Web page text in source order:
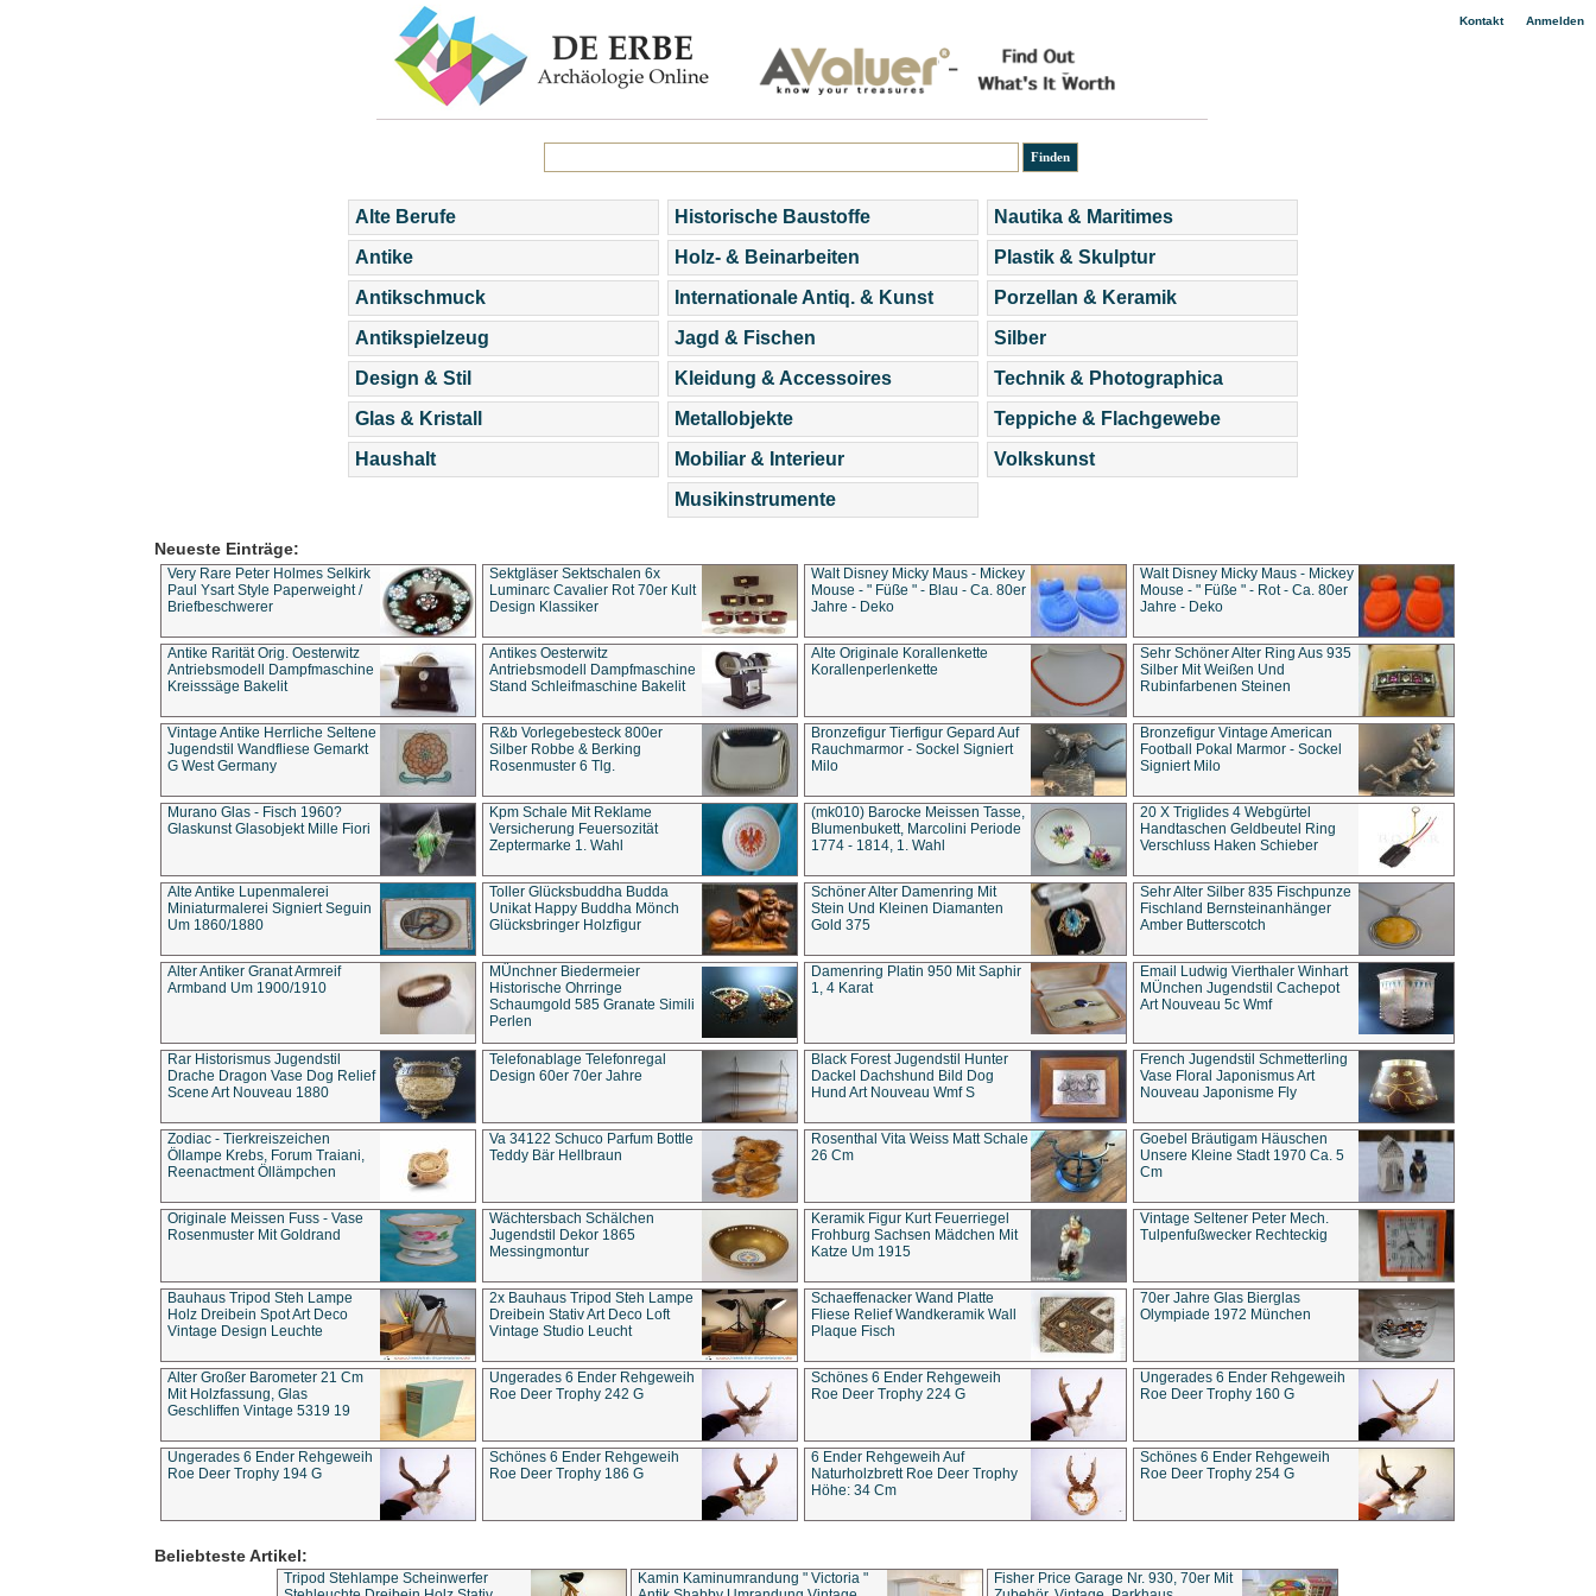
Kontakt| Anmelden
Alte Berufe
Antike
Antikschmuck
Antikspielzeug
Design & Stil
Glas & Kristall
Haushalt
Historische Baustoffe
Holz- & Beinarbeiten
Internationale Antiq. & Kunst
Jagd & Fischen
Kleidung & Accessoires
Metallobjekte
Mobiliar & Interieur
Musikinstrumente
Nautika & Maritimes
Plastik & Skulptur
Porzellan & Keramik
Silber
Technik & Photographica
Teppiche & Flachgewebe
Volkskunst
Neueste Einträge:
Very Rare Peter Holmes Selkirk
Paul Ysart Style Paperweight /
Briefbeschwerer
Sektgläser Sektschalen 6x
Luminarc Cavalier Rot 70er Kult
Design Klassiker
Walt Disney Micky Maus - Mickey
Mouse - " Füße " - Blau - Ca. 80er
Jahre - Deko
Walt Disney Micky Maus - Mickey
Mouse - " Füße " - Rot - Ca. 80er
Jahre - Deko
Antike Rarität Orig. Oesterwitz
Antriebsmodell Dampfmaschine
Kreisssäge Bakelit
Antikes Oesterwitz
Antriebsmodell Dampfmaschine
Stand Schleifmaschine Bakelit
Alte Originale Korallenkette
Korallenperlenkette
Sehr Schöner Alter Ring Aus 935
Silber Mit Weißen Und
Rubinfarbenen Steinen
Vintage Antike Herrliche Seltene
Jugendstil Wandfliese Gemarkt
G West Germany
R&b Vorlegebesteck 800er
Silber Robbe & Berking
Rosenmuster 6 Tlg.
Bronzefigur Tierfigur Gepard Auf
Rauchmarmor - Sockel Signiert
Milo
Bronzefigur Vintage American
Football Pokal Marmor - Sockel
Signiert Milo
Murano Glas - Fisch 1960?
Glaskunst Glasobjekt Mille Fiori
Kpm Schale Mit Reklame
Versicherung Feuersozität
Zeptermarke 1. Wahl
(mk010) Barocke Meissen Tasse,
Blumenbukett, Marcolini Periode
1774 - 1814, 1. Wahl
20 X Triglides 4 Webgürtel
Handtaschen Geldbeutel Ring
Verschluss Haken Schieber
Alte Antike Lupenmalerei
Miniaturmalerei Signiert Seguin
Um 1860/1880
Toller Glücksbuddha Budda
Unikat Happy Buddha Mönch
Glücksbringer Holzfigur
Schöner Alter Damenring Mit
Stein Und Kleinen Diamanten
Gold 375
Sehr Alter Silber 835 Fischpunze
Fischland Bernsteinanhänger
Amber Butterscotch
Alter Antiker Granat Armreif
Armband Um 1900/1910
MÜnchner Biedermeier
Historische Ohrringe
Schaumgold 585 Granate Simili
Perlen
Damenring Platin 950 Mit Saphir
1, 4 Karat
Email Ludwig Vierthaler Winhart
MÜnchen Jugendstil Cachepot
Art Nouveau 5c Wmf
Rar Historismus Jugendstil
Drache Dragon Vase Dog Relief
Scene Art Nouveau 1880
Telefonablage Telefonregal
Design 60er 70er Jahre
Black Forest Jugendstil Hunter
Dackel Dachshund Bild Dog
Hund Art Nouveau Wmf S
French Jugendstil Schmetterling
Vase Floral Japonismus Art
Nouveau Japonisme Fly
Zodiac - Tierkreiszeichen
Öllampe Krebs, Forum Traiani,
Reenactment Öllämpchen
Va 34122 Schuco Parfum Bottle
Teddy Bär Hellbraun
Rosenthal Vita Weiss Matt Schale
26 Cm
Goebel Bräutigam Häuschen
Unsere Kleine Stadt 1970 Ca. 5
Cm
Originale Meissen Fuss - Vase
Rosenmuster Mit Goldrand
Wächtersbach Schälchen
Jugendstil Dekor 1865
Messingmontur
Keramik Figur Kurt Feuerriegel
Frohburg Sachsen Mädchen Mit
Katze Um 1915
Vintage Seltener Peter Mech.
Tulpenfußwecker Rechteckig
Bauhaus Tripod Steh Lampe
Holz Dreibein Spot Art Deco
Vintage Design Leuchte
2x Bauhaus Tripod Steh Lampe
Dreibein Stativ Art Deco Loft
Vintage Studio Leucht
Schaeffenacker Wand Platte
Fliese Relief Wandkeramik Wall
Plaque Fisch
70er Jahre Glas Bierglas
Olympiade 1972 München
Alter Großer Barometer 21 Cm
Mit Holzfassung, Glas
Geschliffen Vintage 5319 19
Ungerades 6 Ender Rehgeweih
Roe Deer Trophy 242 G
Schönes 6 Ender Rehgeweih
Roe Deer Trophy 224 G
Ungerades 6 Ender Rehgeweih
Roe Deer Trophy 160 G
Ungerades 6 Ender Rehgeweih
Roe Deer Trophy 194 G
Schönes 6 Ender Rehgeweih
Roe Deer Trophy 186 G
6 Ender Rehgeweih Auf
Naturholzbrett Roe Deer Trophy
Höhe: 34 Cm
Schönes 6 Ender Rehgeweih
Roe Deer Trophy 254 G
Beliebteste Artikel:
Tripod Stehlampe Scheinwerfer
Kamin Kaminumrandung " Victoria "
Fisher Price Garage Nr. 930, 70er Mit